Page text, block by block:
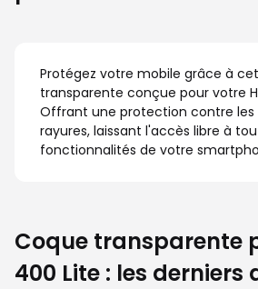
Protégez votre mobile grâce à
transparente conçue pour votre
Offrant une protection contre les
rayures, laissant l'accès libre à
fonctionnalités de votre
Coque transparente
400 Lite : les derniers